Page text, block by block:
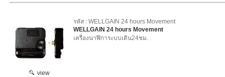
view
รหัส : WELLGAIN 24 hours Movement
WELLGAIN 24 hours Movement
เครื่องนาฬิการะบบเดิน24ชม.